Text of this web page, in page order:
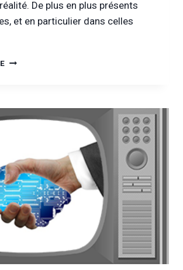
De plus en plus présents
et en particulier dans celles
[INFOR
TV]
AVEC
CONSTRUIRE
DES
NOUVEAUX
REPÈRES
À
L’ÈRE
TRANSITION